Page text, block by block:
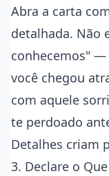
Abra a carta
detalhada. Não
conhecemos" —
você chegou
com aquele
te perdoado
Detalhes criam
3. Declare o